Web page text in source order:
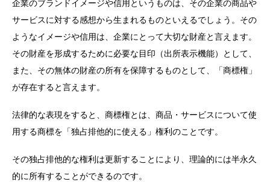
企業のブランドイメージや信用というものは、その企業の商品や
サービスに対する感想から生まれるものといえるでしょう。その
ようなイメージや信用は、企業にとって大切な財産と言えます。
その財産を形成するために必要な目印（出所表示機能）として、
また、その無体の財産の所有を保障するものとして、「商標権」
が存在すると言えます。
法律的な表現をすると、商標権とは、商品・サービスについて使
用する商標を「独占排他的に使える」権利のことです。
その独占排他的な権利は更新することにより、理論的には半永久
的に所有することができるのです。